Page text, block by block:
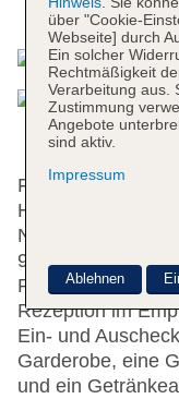
Das bietet
Für die Gäste
Haupthaus und in
Nebengebäude 4
97 Doppelzimmer
Personal
Rezeption im
Ein- und
Garderobe, eine
und ein
über "Cookie-
Webseite] durch
Ein solcher
Rechtmäßigkeit
Verarbeitung aus.
Zustimmung
Angebote
sind aktiv.
Impressum
Ablehnen